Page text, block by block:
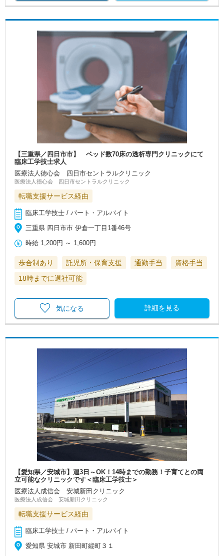
【三重県／四日市市】 ベッド数70床の透析専門クリニックにて
臨床工学技士求人
医療法人徳心会 四日市セントラルクリニック
医療法人徳心会 四日市セントラルクリニック
転職支援サービス経由
臨床工学技士 / パート・アルバイト
三重県 四日市市 伊倉一丁目1番46号
時給 1,200円 ～ 1,600円
歩合制あり 託児所・保育支援 通勤手当
資格手当
18時までに退社可能
詳細を見る
気になる
【愛知県／安城市】週3日～OK！14時までの勤務！子育てとの両
立可能なクリニックです＜臨床工学技士＞
医療法人成信会 安城新田クリニック
医療法人成信会 安城新田クリニック
転職支援サービス経由
臨床工学技士 / パート・アルバイト
愛知県 安城市 新田町縦町３１